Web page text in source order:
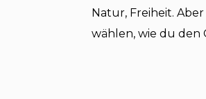
Natur, Freiheit.
wählen, wie du den